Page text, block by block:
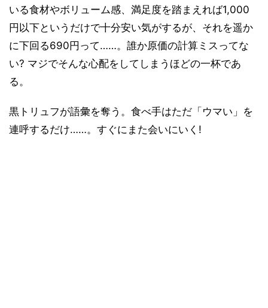
いる食材やボリューム感、満足度を踏まえれば1,000
円以下というだけで十分安い気がするが、それを遥か
に下回る690円って……。誰か原価の計算ミスってな
い? マジでそんな心配をしてしまうほどの一杯であ
る。
黒トリュフが語彙を奪う。食べ手はただ「ウマい」を
連呼するだけ……。すぐにまた会いにいく!